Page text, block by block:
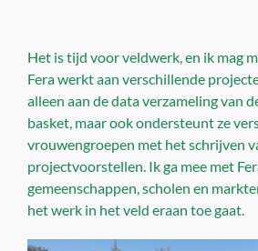
Het is tijd voor veldwerk, en ik mag
Fera werkt aan verschillende
alleen aan de data verzameling van
basket, maar ook ondersteunt ze
vrouwengroepen met het schrijven
projectvoorstellen. Ik ga mee met
gemeenschappen, scholen en
het werk in het veld eraan toe gaat.